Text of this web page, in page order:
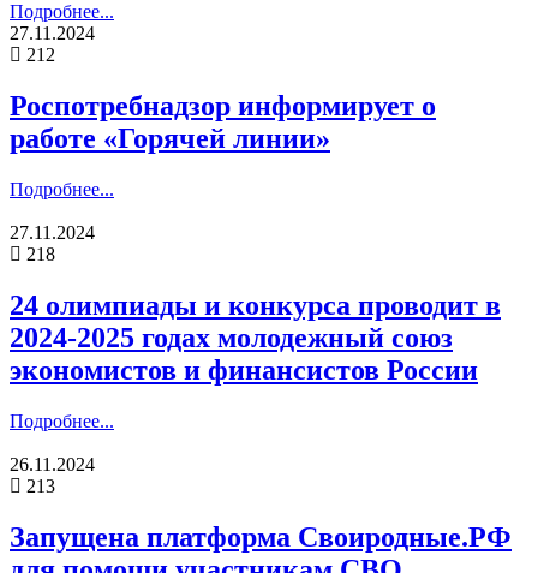
Подробнее...
27.11.2024
212
Роспотребнадзор информирует о
работе «Горячей линии»
Подробнее...
27.11.2024
218
24 олимпиады и конкурса проводит в
2024-2025 годах молодежный союз
экономистов и финансистов России
Подробнее...
26.11.2024
213
Запущена платформа Своиродные.РФ